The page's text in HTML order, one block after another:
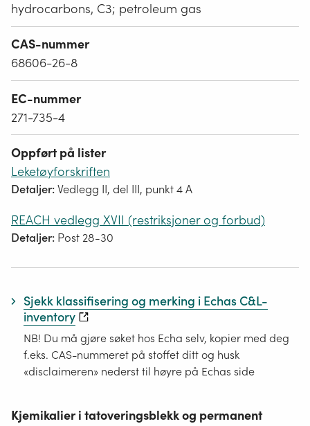
hydrocarbons, C3; petroleum gas
CAS-nummer
68606-26-8
EC-nummer
271-735-4
Oppført på lister
Leketøyforskriften
Detaljer:Vedlegg II, del III, punkt 4 A
REACH vedlegg XVII (restriksjoner og forbud)
Detaljer: Post 28-30
Sjekk klassifisering og merking i Echas C&L-
inventory
NB! Du må gjøre søket hos Echa selv, kopier med deg
f.eks. CAS-nummeret på stoffet ditt og husk
«disclaimeren» nederst til høyre på Echas side
Kjemikalier i tatoveringsblekk og permanent